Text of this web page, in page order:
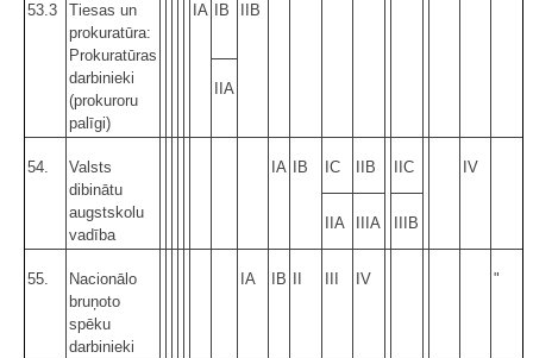
53.3
Tiesas un
prokuratūra:
Prokuratūras
darbinieki
(prokuroru
palīgi)
IA IB IIB
IIA
54.
Valsts
dibinātu
augstskolu
vadība
IA IB IC IIB IIC IV
IIA IIIA IIIB
55.
Nacionālo
bruņoto
spēku
darbinieki
IA IB IV "